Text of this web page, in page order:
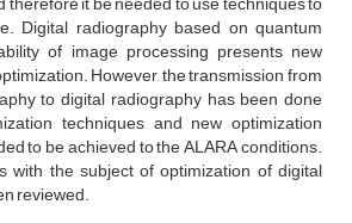
Digital radiography based on quantum
of image processing presents new
However, the transmission from
to digital radiography has been done
techniques and new optimization
to be achieved to the ALARA conditions.
with the subject of optimization of digital
reviewed.